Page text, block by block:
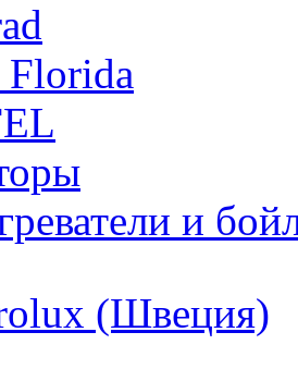
Florida
и
(Швеция)